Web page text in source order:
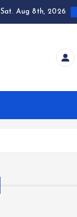
Sat. Aug 8th, 2026